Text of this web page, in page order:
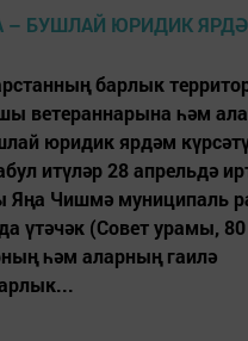
барлык
ветераннарына һәм
юридик ярдәм
итүләр 28 апрельдә
Яңа Чишмә муниципаль
үтәчәк (Совет урамы, 80
һәм аларның гаилә